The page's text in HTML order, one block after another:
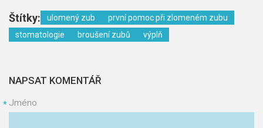
Štítky: ulomený zub
první pomoc při zlomeném zubu
stomatologie
broušení zubů výplň
NAPSAT KOMENTÁŘ
Jméno
*